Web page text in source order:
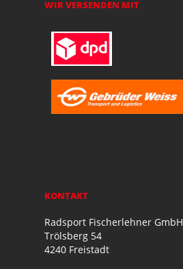
WIR VERSENDEN MIT
KONTAKT
Radsport Fischerlehner GmbH
Trölsberg 54
4240 Freistadt